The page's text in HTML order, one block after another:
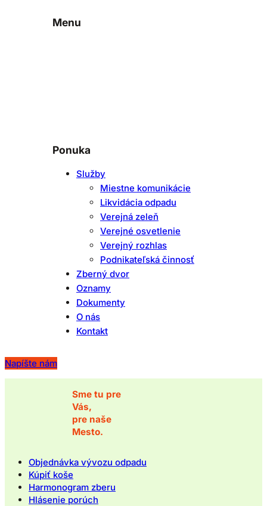
Menu
Ponuka
Služby
Miestne komunikácie
Likvidácia odpadu
Verejná zeleň
Verejné osvetlenie
Verejný rozhlas
Podnikateľská činnosť
Zberný dvor
Oznamy
Dokumenty
O nás
Kontakt
Napíšte nám
Sme tu pre
Vás,
pre naše
Mesto.
Objednávka vývozu odpadu
Kúpiť koše
Harmonogram zberu
Hlásenie porúch